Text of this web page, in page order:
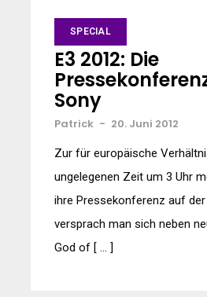
SPECIAL
E3 2012: Die
Sony
Patrick - 20. Juni 2012
Zur für europäische
ungelegenen Zeit um 3 Uhr
ihre Pressekonferenz auf der
versprach man sich neben
God of [ … ]